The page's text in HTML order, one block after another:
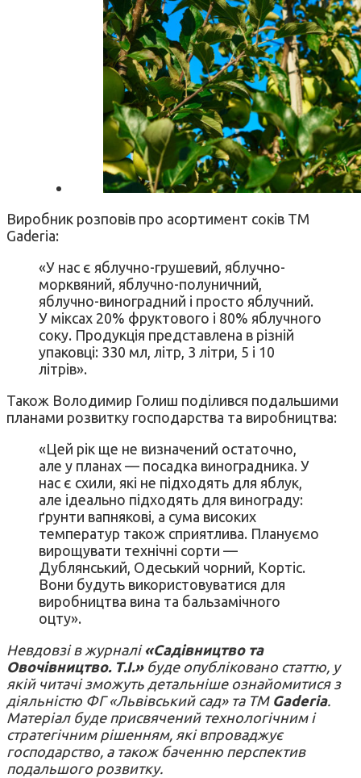
Виробник розповів про асортимент соків ТМ
Gaderia:
«У нас є яблучно-грушевий, яблучно-
морквяний, яблучно-полуничний,
яблучно-виноградний і просто яблучний.
У міксах 20% фруктового і 80% яблучного
соку. Продукція представлена в різній
упаковці: 330 мл, літр, 3 літри, 5 і 10
літрів».
Також Володимир Голиш поділився подальшими
планами розвитку господарства та виробництва:
«Цей рік ще не визначений остаточно,
але у планах — посадка виноградника. У
нас є схили, які не підходять для яблук,
але ідеально підходять для винограду:
ґрунти вапнякові, а сума високих
температур також сприятлива. Плануємо
вирощувати технічні сорти —
Дублянський, Одеський чорний, Кортіс.
Вони будуть використовуватися для
виробництва вина та бальзамічного
оцту».
Невдовзі в журналі «Садівництво та
Овочівництво. Т.І.»буде опубліковано статтю, у
якій читачі зможуть детальніше ознайомитися з
діяльністю ФГ «Львівський сад» та ТМ Gaderia.
Матеріал буде присвячений технологічним і
стратегічним рішенням, які впроваджує
господарство, а також баченню перспектив
подальшого розвитку.